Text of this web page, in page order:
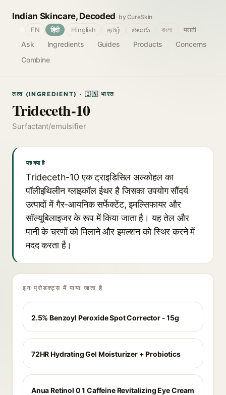
Indian Skincare, Decoded by CureSkin
Ask Ingredients Guides Products
Concerns
Combine
EN हिंदी Hinglish தமிழ் తెలుగు বাংলা मराठी
तत्व (INGREDIENT) · 🇮🇳 भारत
Trideceth-10
Surfactant/emulsifier
यह क्या है
Trideceth-10 एक ट्राइडिसिल अल्कोहल का
पॉलीइथिलीन ग्लाइकॉल ईथर है जिसका उपयोग सौंदर्य
उत्पादों में गैर-आयनिक सर्फेक्टेंट, इमल्सिफायर और
सॉल्यूबिलाइजर के रूप में किया जाता है। यह तेल और
पानी के चरणों को मिलाने और इमल्शन को स्थिर करने में
मदद करता है।
इन प्रोडक्ट्स में पाया जाता है
2.5% Benzoyl Peroxide Spot Corrector - 15g
72HR Hydrating Gel Moisturizer + Probiotics
Anua Retinol 0 1 Caffeine Revitalizing Eye Cream